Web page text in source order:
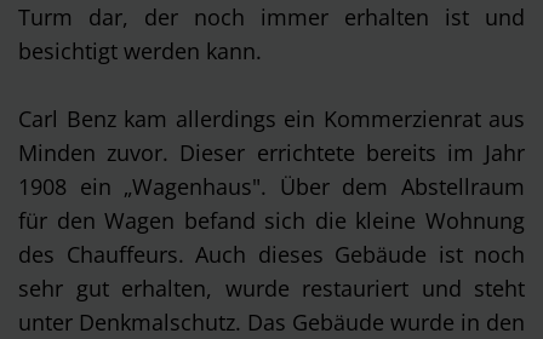
Turm dar, der noch immer erhalten ist und
besichtigt werden kann.
Carl Benz kam allerdings ein Kommerzienrat aus
Minden zuvor. Dieser errichtete bereits im Jahr
1908 ein „Wagenhaus". Über dem Abstellraum
für den Wagen befand sich die kleine Wohnung
des Chauffeurs. Auch dieses Gebäude ist noch
sehr gut erhalten, wurde restauriert und steht
unter Denkmalschutz. Das Gebäude wurde in den